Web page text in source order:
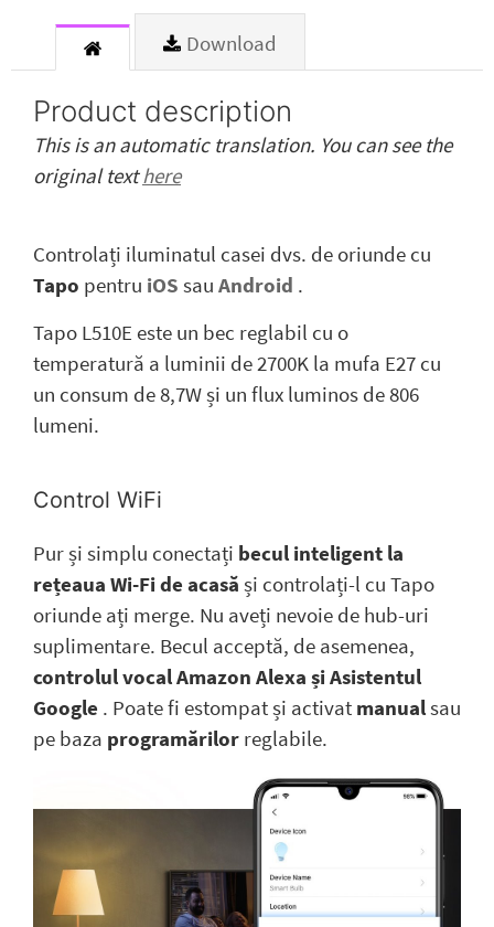
Download
Product description
This is an automatic translation. You can see the
original texthere
Controlați iluminatul casei dvs. de oriunde cu
Tapo pentru iOS sau Android .
Tapo L510E este un bec reglabil cu o
temperatură a luminii de 2700K la mufa E27 cu
un consum de 8,7W și un flux luminos de 806
lumeni.
Control WiFi
Pur și simplu conectați becul inteligent la
rețeaua Wi-Fi de acasă și controlați-l cu Tapo
oriunde ați merge. Nu aveți nevoie de hub-uri
suplimentare. Becul acceptă, de asemenea,
controlul vocal Amazon Alexa și Asistentul
Google . Poate fi estompat și activat manualsau
pe baza programărilor reglabile.